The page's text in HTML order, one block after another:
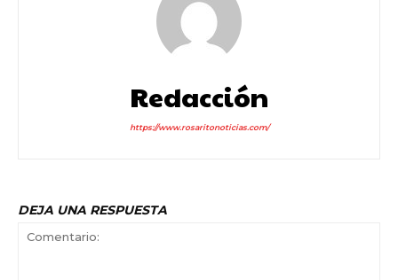
Redacción
https://www.rosaritonoticias.com/
DEJA UNA RESPUESTA